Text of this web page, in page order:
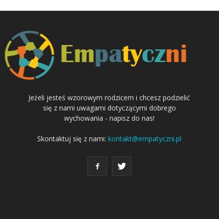
Jeżeli jesteś wzorowym rodzicem i chcesz podzielić
się z nami uwagami dotyczącymi dobrego
wychowania - napisz do nas!
Skontaktuj się z nami:kontakt@empatyczni.pl